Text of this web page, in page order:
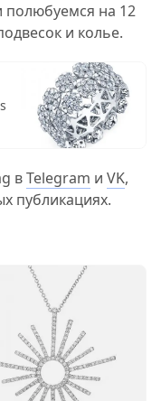
полюбуемся на 12
и колье.
вTelegram и VK,
публикациях.